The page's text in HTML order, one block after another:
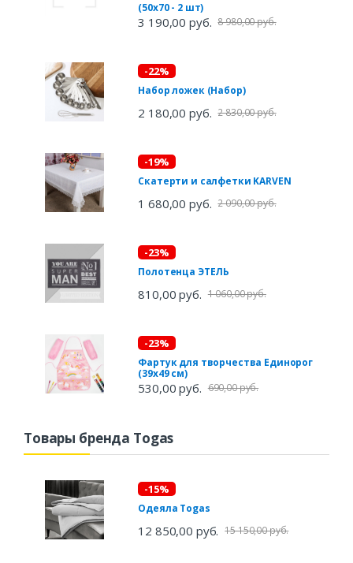
(50х70 - 2 шт)
3 190,00 руб. 8 980,00 руб.
-22%
Набор ложек (Набор)
2 180,00 руб. 2 830,00 руб.
-19%
Скатерти и салфетки KARVEN
1 680,00 руб. 2 090,00 руб.
-23%
Полотенца ЭТЕЛЬ
810,00 руб. 1 060,00 руб.
-23%
Фартук для творчества Единорог
(39х49 см)
530,00 руб. 690,00 руб.
Товары бренда Togas
-15%
Одеяла Togas
12 850,00 руб. 15 150,00 руб.